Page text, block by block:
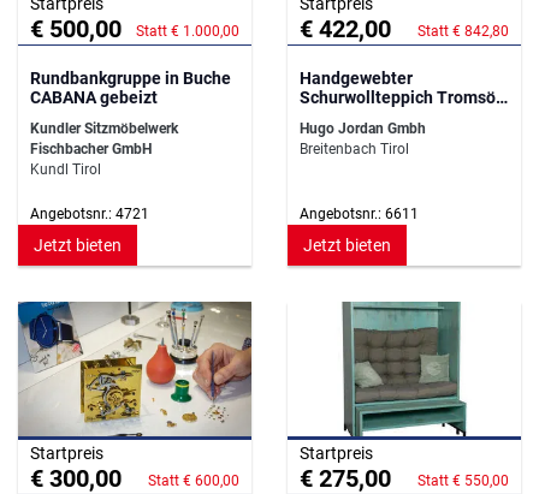
€ 500,00 Statt € 1.000,00
Rundbankgruppe in Buche
CABANA gebeizt
Kundler Sitzmöbelwerk
Fischbacher GmbH
Kundl Tirol
Angebotsnr.: 4721
Jetzt bieten
€ 422,00 Statt € 842,80
Handgewebter
Schurwollteppich Tromsö -
Wollweiß
Hugo Jordan Gmbh
Breitenbach Tirol
Angebotsnr.: 6611
Jetzt bieten
Startpreis
€ 300,00 Statt € 600,00
Startpreis
€ 275,00 Statt € 550,00